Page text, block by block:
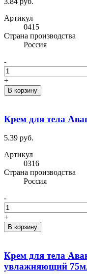
Артикул
0415
Cтрана производства
Россия
-
+
В корзину
Крем для тела
5.39 руб.
Артикул
0316
Cтрана производства
Россия
-
+
В корзину
Крем для тела
увлажняющий